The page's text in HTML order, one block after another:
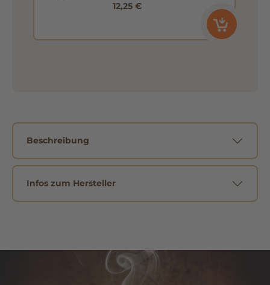
12,25 €
Beschreibung
Infos zum Hersteller